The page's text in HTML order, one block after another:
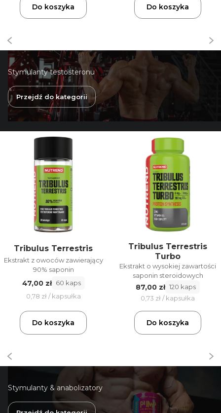
Do koszyka Do koszyka
Stymulanty testosteronu
Przejdź do kategorii
Tribulus Terrestris
Ekstrakt z owoców zawierający
90% saponin
47,00 zł 60 kaps
0,78 zł / kapsułka
Do koszyka
Tribulus Terrestris
Turbo
Ekstrakt o wysokiej zawartości
saponin steroidowych
87,00 zł 120 kaps
0,73 zł / kapsułka
Do koszyka
Stymulanty & anabolizatory